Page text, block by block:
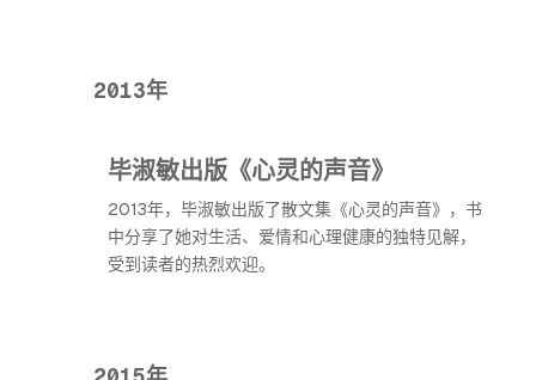
2013年
毕淑敏出版《心灵的声音》
2013年，毕淑敏出版了散文集《心灵的声音》，书
中分享了她对生活、爱情和心理健康的独特见解，
受到读者的热烈欢迎。